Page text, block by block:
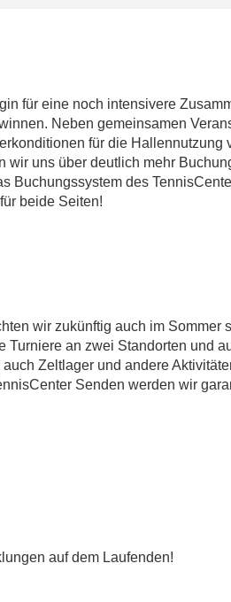
in für eine noch intensivere Zusam
innen. Neben gemeinsamen Veran
konditionen für die Hall ennutzung
wir uns über deutlich mehr Buch
Buchungssystem des
für beide Seiten!
wir zukünftig auch im Sommer
Turniere an zwei Standorten und
Zeltlager und andere
Senden werden wir
auf dem Laufenden!